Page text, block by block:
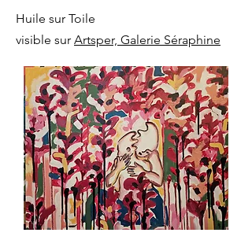
Huile sur Toile
visible sur Artsper, Galerie Séraphine